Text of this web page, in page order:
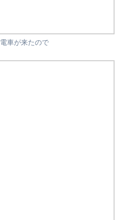
電車が来たので